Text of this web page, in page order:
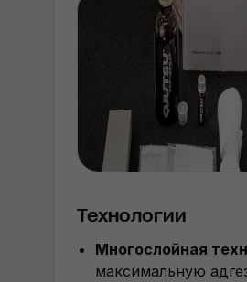
Технологии
Многослойная
максимальную